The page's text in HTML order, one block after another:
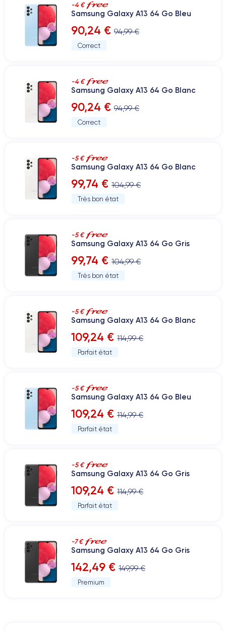
-4 €
Samsung Galaxy A13 64 Go Bleu
90,24 € 94,99 €
Correct
-4 €
Samsung Galaxy A13 64 Go Blanc
90,24 € 94,99 €
Correct
-5 €
Samsung Galaxy A13 64 Go Blanc
99,74 € 104,99 €
Très bon état
-5 €
Samsung Galaxy A13 64 Go Gris
99,74 € 104,99 €
Très bon état
-5 €
Samsung Galaxy A13 64 Go Blanc
109,24 € 114,99 €
Parfait état
-5 €
Samsung Galaxy A13 64 Go Bleu
109,24 € 114,99 €
Parfait état
-5 €
Samsung Galaxy A13 64 Go Gris
109,24 € 114,99 €
Parfait état
-7 €
Samsung Galaxy A13 64 Go Gris
142,49 € 149,99 €
Premium